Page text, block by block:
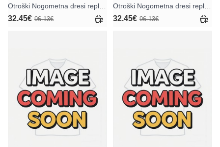
32.45€ 96.13€ 32.45€ 96.13€